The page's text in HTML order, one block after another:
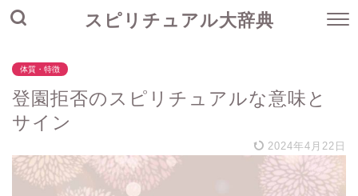
スピリチュアル大辞典
体質・特徴
登園拒否のスピリチュアルな意味と
サイン
2024年4月22日